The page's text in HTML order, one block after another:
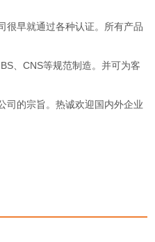
很早就通过各种认证。所有产品
、CNS等规范制造。并可为客
司的宗旨。热诚欢迎国内外企业